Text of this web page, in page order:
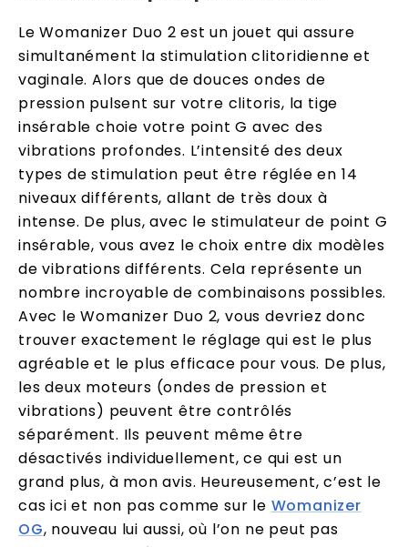
Le Womanizer Duo 2 est un jouet qui assure
simultanément la stimulation clitoridienne et
vaginale. Alors que de douces ondes de
pression pulsent sur votre clitoris, la tige
insérable choie votre point G avec des
vibrations profondes. L’intensité des deux
types de stimulation peut être réglée en 14
niveaux différents, allant de très doux à
intense. De plus, avec le stimulateur de point G
insérable, vous avez le choix entre dix modèles
de vibrations différents. Cela représente un
nombre incroyable de combinaisons possibles.
Avec le Womanizer Duo 2, vous devriez donc
trouver exactement le réglage qui est le plus
agréable et le plus efficace pour vous. De plus,
les deux moteurs (ondes de pression et
vibrations) peuvent être contrôlés
séparément. Ils peuvent même être
désactivés individuellement, ce qui est un
grand plus, à mon avis. Heureusement, c’est le
cas ici et non pas comme sur le Womanizer
OG, nouveau lui aussi, où l’on ne peut pas